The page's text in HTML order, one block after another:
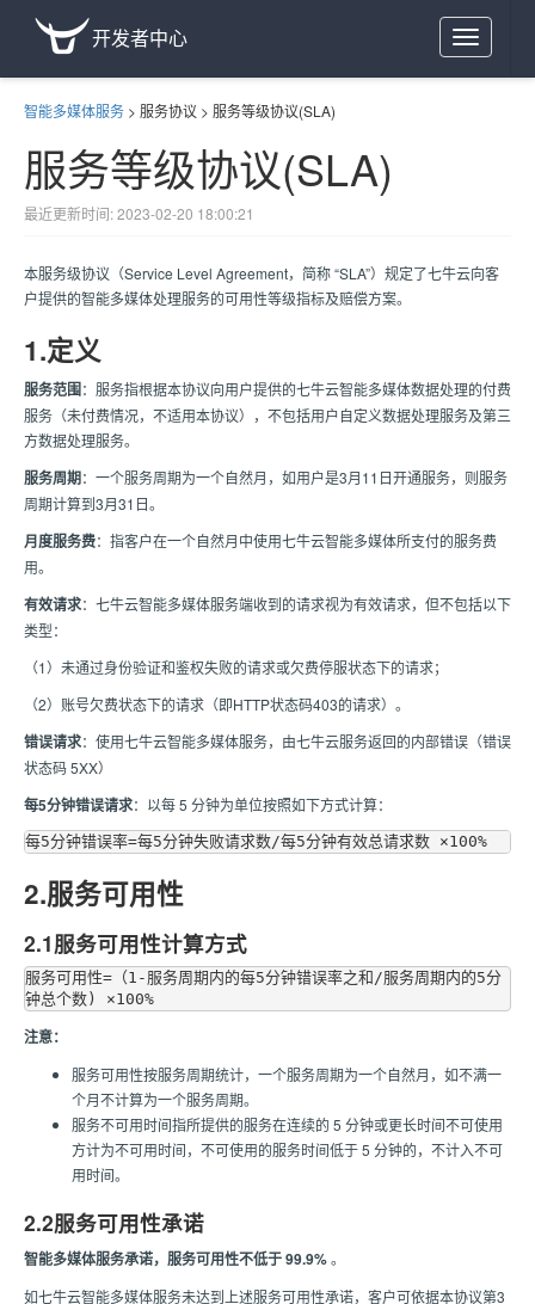
Toggle
navigation
开发者中心
智能多媒体服务 > 服务协议 > 服务等级协议(SLA)
服务等级协议(SLA)
最近更新时间: 2023-02-20 18:00:21
本服务级协议（Service Level Agreement，简称 “SLA”）规定了七牛云向客
户提供的智能多媒体处理服务的可用性等级指标及赔偿方案。
1.定义
服务范围：服务指根据本协议向用户提供的七牛云智能多媒体数据处理的付费
服务（未付费情况，不适用本协议），不包括用户自定义数据处理服务及第三
方数据处理服务。
服务周期：一个服务周期为一个自然月，如用户是3月11日开通服务，则服务
周期计算到3月31日。
月度服务费：指客户在一个自然月中使用七牛云智能多媒体所支付的服务费
用。
有效请求：七牛云智能多媒体服务端收到的请求视为有效请求，但不包括以下
类型：
（1）未通过身份验证和鉴权失败的请求或欠费停服状态下的请求；
（2）账号欠费状态下的请求（即HTTP状态码403的请求）。
错误请求：使用七牛云智能多媒体服务，由七牛云服务返回的内部错误（错误
状态码 5XX）
每5分钟错误请求：以每 5 分钟为单位按照如下方式计算：
2.服务可用性
2.1服务可用性计算方式
服务可用性=（1-服务周期内的每5分钟错误率之和/服务周期内的5分
注意：
服务可用性按服务周期统计，一个服务周期为一个自然月，如不满一
个月不计算为一个服务周期。
服务不可用时间指所提供的服务在连续的 5 分钟或更长时间不可使用
方计为不可用时间，不可使用的服务时间低于 5 分钟的，不计入不可
用时间。
2.2服务可用性承诺
智能多媒体服务承诺，服务可用性不低于 99.9%。
如七牛云智能多媒体服务未达到上述服务可用性承诺，客户可依据本协议第3